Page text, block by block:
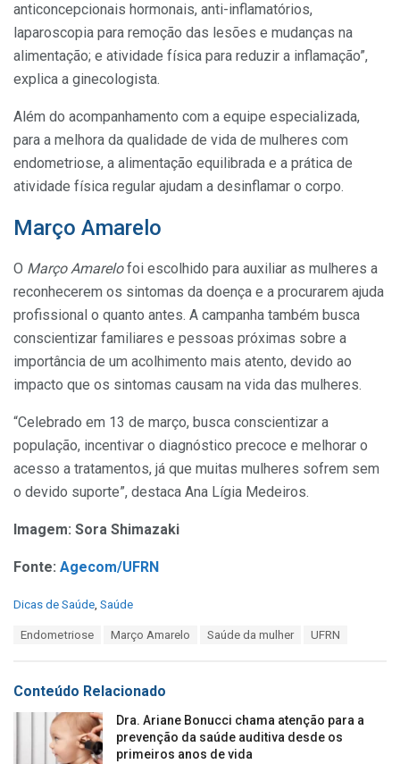
anticoncepcionais hormonais, anti-inflamatórios,
laparoscopia para remoção das lesões e mudanças na
alimentação; e atividade física para reduzir a inflamação”,
explica a ginecologista.
Além do acompanhamento com a equipe especializada,
para a melhora da qualidade de vida de mulheres com
endometriose, a alimentação equilibrada e a prática de
atividade física regular ajudam a desinflamar o corpo.
Março Amarelo
O Março Amarelofoi escolhido para auxiliar as mulheres a
reconhecerem os sintomas da doença e a procurarem ajuda
profissional o quanto antes. A campanha também busca
conscientizar familiares e pessoas próximas sobre a
importância de um acolhimento mais atento, devido ao
impacto que os sintomas causam na vida das mulheres.
“Celebrado em 13 de março, busca conscientizar a
população, incentivar o diagnóstico precoce e melhorar o
acesso a tratamentos, já que muitas mulheres sofrem sem
o devido suporte”, destaca Ana Lígia Medeiros.
Imagem: Sora Shimazaki
Fonte: Agecom/UFRN
C
o
r
Dicas de Saúde, Saúde
:
Endometriose Março Amarelo Saúde da mulher UFRN
Conteúdo Relacionado
Dra. Ariane Bonucci chama atenção para a
prevenção da saúde auditiva desde os
primeiros anos de vida